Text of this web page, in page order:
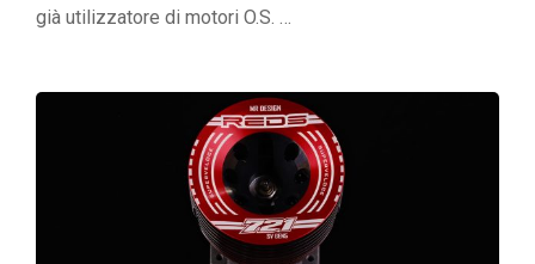
già utilizzatore di motori O.S. …